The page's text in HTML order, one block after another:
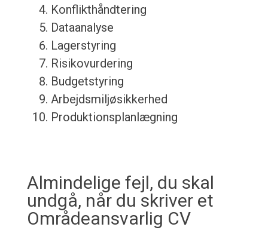
Konflikthåndtering
Dataanalyse
Lagerstyring
Risikovurdering
Budgetstyring
Arbejdsmiljøsikkerhed
Produktionsplanlægning
Almindelige fejl, du skal
undgå, når du skriver et
Områdeansvarlig CV